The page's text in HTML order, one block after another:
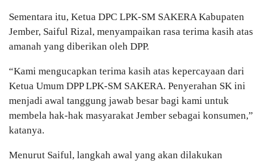
Sementara itu, Ketua DPC LPK-SM SAKERA Kabupaten
Jember, Saiful Rizal, menyampaikan rasa terima kasih atas
amanah yang diberikan oleh DPP.
“Kami mengucapkan terima kasih atas kepercayaan dari
Ketua Umum DPP LPK-SM SAKERA. Penyerahan SK ini
menjadi awal tanggung jawab besar bagi kami untuk
membela hak-hak masyarakat Jember sebagai konsumen,”
katanya.
Menurut Saiful, langkah awal yang akan dilakukan